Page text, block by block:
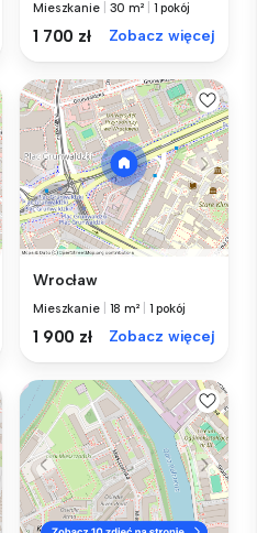
Mieszkanie 30 m² 1 pokój
1 700 zł Zobacz więcej
Wrocław
Mieszkanie 18 m² 1 pokój
1 900 zł Zobacz więcej